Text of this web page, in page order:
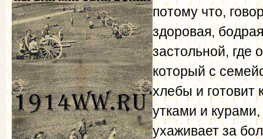
потому что,
здоровая,
за­стольной, где
который с
хлебы и готовит
утками и
ухаживает за